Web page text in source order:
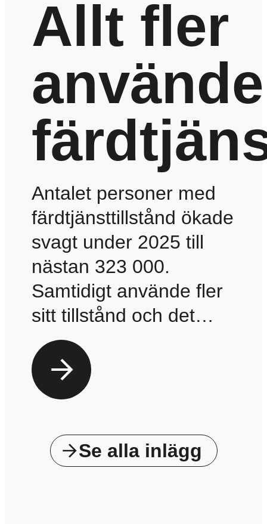
Allt fler
Antalet personer med
färdtjänsttillstånd ökade
svagt under 2025 till
nästan 323 000.
Samtidigt använde fler
sitt tillstånd och det…
Se alla inlägg